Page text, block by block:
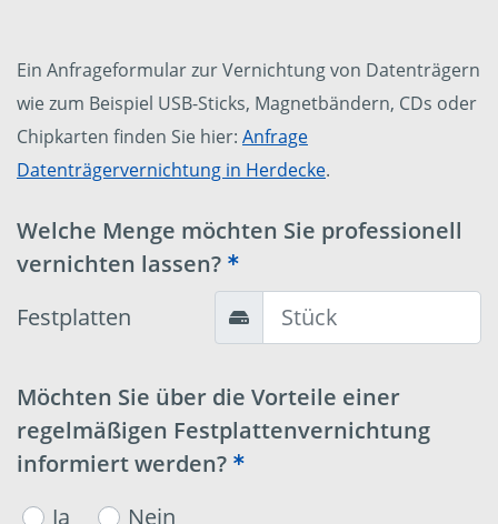
Ein Anfrageformular zur Vernichtung von Datenträgern
wie zum Beispiel USB-Sticks, Magnetbändern, CDs oder
Chipkarten finden Sie hier: Anfrage
Datenträgervernichtung in Herdecke.
Welche Menge möchten Sie professionell
vernichten lassen?
Festplatten
Möchten Sie über die Vorteile einer
regelmäßigen Festplattenvernichtung
informiert werden?
Ja
Nein